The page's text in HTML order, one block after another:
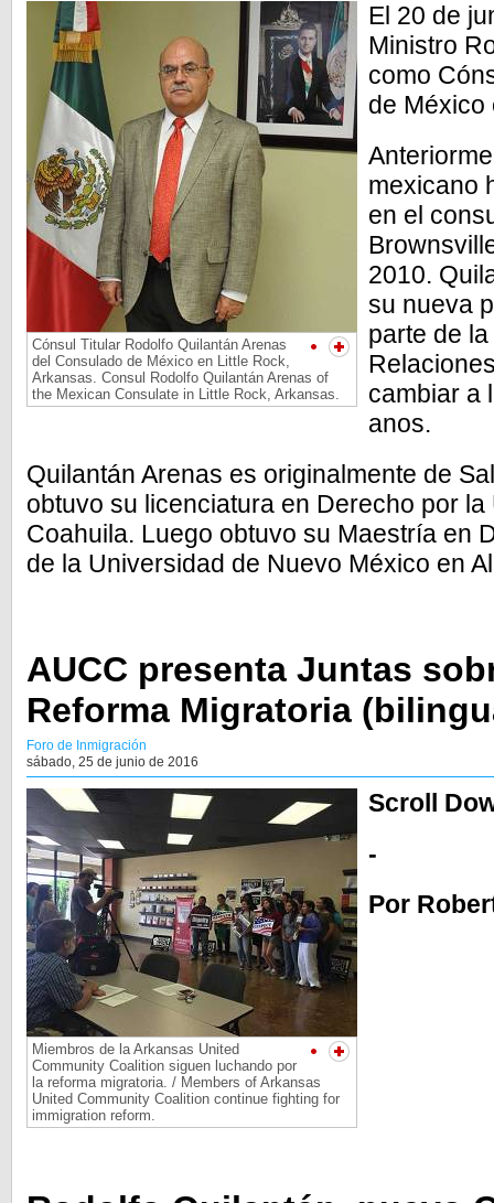
Cónsul Titular Rodolfo Quilantán Arenas
del Consulado de México en Little Rock,
Arkansas. Consul Rodolfo Quilantán Arenas of
the Mexican Consulate in Little Rock, Arkansas.
El 20 de
Ministro
como
de México
mexicano
en el
2010.
su nueva
parte de
cambiar a
anos.
Quilantán Arenas es originalmente de
obtuvo su licenciatura en Derecho por
Coahuila. Luego obtuvo su Maestría en
de la Universidad de Nuevo México en
AUCC presenta Juntas
Reforma Migratoria
Foro de Inmigración
sábado, 25 de junio de 2016
Miembros de la Arkansas United
Community Coalition siguen luchando por
la reforma migratoria. / Members of Arkansas
United Community Coalition continue fighting for
immigration reform.
Scroll
-
Por